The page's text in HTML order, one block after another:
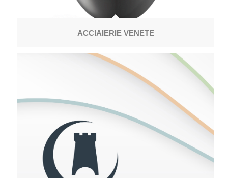
ACCIAIERIE VENETE